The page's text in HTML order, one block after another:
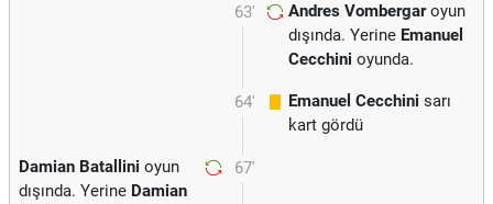
63' Andres Vombergaroyun
dışında. Yerine Emanuel
Cecchini oyunda.
64' Emanuel Cecchini sarı
kart gördü
67'
Damian Batallini oyun
dışında. Yerine Damian